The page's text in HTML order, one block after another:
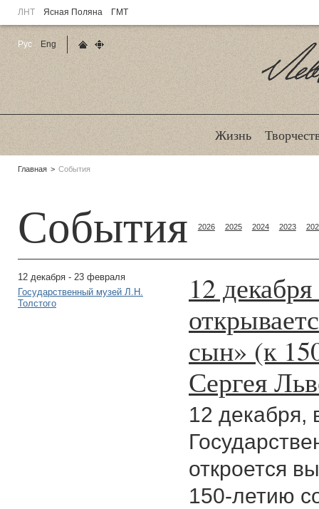
ЛНТ Ясная Поляна ГМТ
Жизнь
Родительские
Главная События
События 2026 2025 2024 2023
12 декабря - 23 февраля
Государственный музей Л.Н.
Толстого
12
сын» (к
Сергея
12 декабря,
откроется
150-летию
Рус
Eng